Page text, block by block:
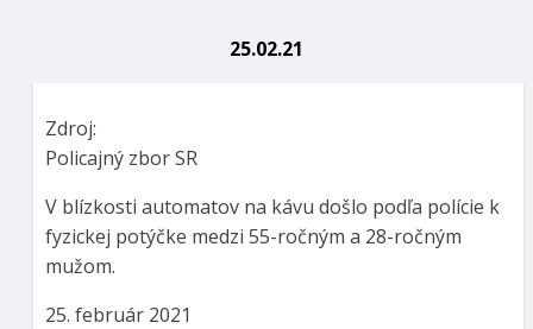
25.02.21
Zdroj:
Policajný zbor SR
V blízkosti automatov na kávu došlo podľa polície k
fyzickej potýčke medzi 55-ročným a 28-ročným
mužom.
25. február 2021